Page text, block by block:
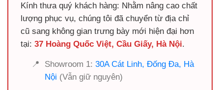
Kính thưa quý khách hàng: Nhằm nâng cao chất
lượng phục vụ, chúng tôi đã chuyển từ địa chỉ
cũ sang không gian trưng bày mới hiện đại hơn
tại: 37 Hoàng Quốc Việt, Cầu Giấy, Hà Nội.
📍 Showroom 1: 30A Cát Linh, Đống Đa, Hà
Nội (Vẫn giữ nguyên)